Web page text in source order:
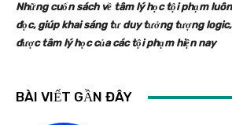
Những cuốn sách về tâm lý học tội phạm
đọc, giúp khai sáng tư duy tưởng tượng
được tâm lý học của các tội phạm hiện nay
BÀI VIẾT GẦN ĐÂY